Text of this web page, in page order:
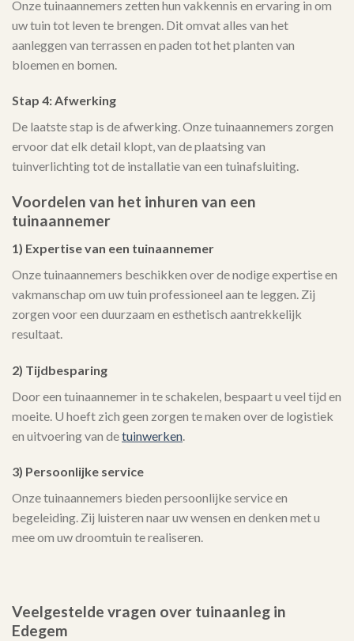
Onze tuinaannemers zetten hun vakkennis en ervaring in om
uw tuin tot leven te brengen. Dit omvat alles van het
aanleggen van terrassen en paden tot het planten van
bloemen en bomen.
Stap 4: Afwerking
De laatste stap is de afwerking. Onze tuinaannemers zorgen
ervoor dat elk detail klopt, van de plaatsing van
tuinverlichting tot de installatie van een tuinafsluiting.
Voordelen van het inhuren van een
tuinaannemer
1) Expertise van een tuinaannemer
Onze tuinaannemers beschikken over de nodige expertise en
vakmanschap om uw tuin professioneel aan te leggen. Zij
zorgen voor een duurzaam en esthetisch aantrekkelijk
resultaat.
2) Tijdbesparing
Door een tuinaannemer in te schakelen, bespaart u veel tijd en
moeite. U hoeft zich geen zorgen te maken over de logistiek
en uitvoering van detuinwerken
3) Persoonlijke service
Onze tuinaannemers bieden persoonlijke service en
begeleiding. Zij luisteren naar uw wensen en denken met u
mee om uw droomtuin te realiseren.
Veelgestelde vragen over tuinaanleg in
Edegem